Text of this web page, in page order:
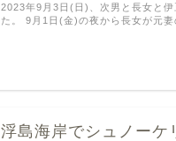
2023年9月3日(日)、次男と長女と
た。 9月1日(金)の夜から長女が元
浮島海岸でシュノーケ